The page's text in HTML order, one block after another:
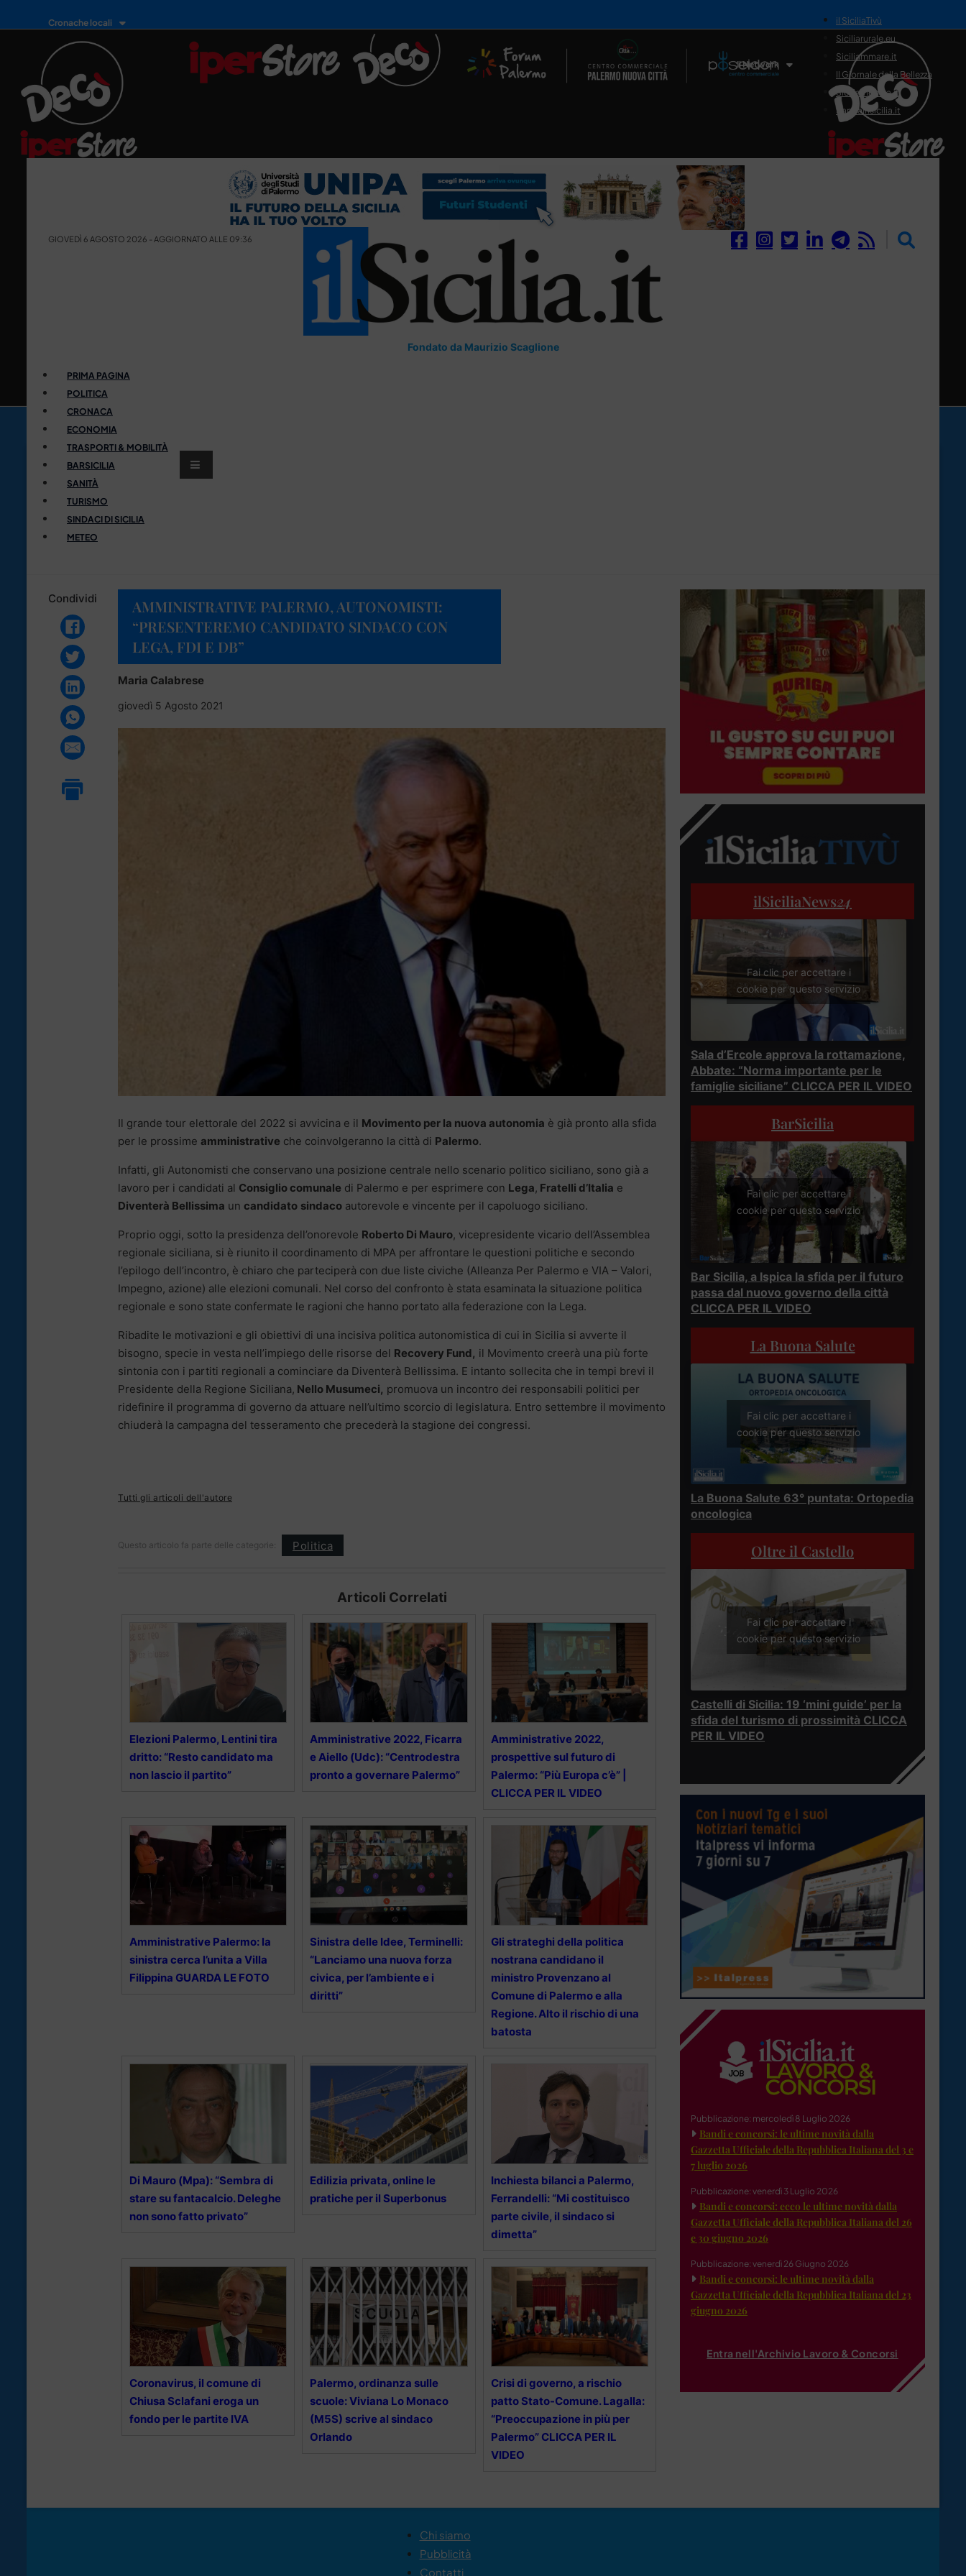
Cronache locali
Il Network
il SiciliaTivù
Siciliarurale.eu
Siciliammare.it
Il Giornale della Bellezza
Siciliamedica.it
Sanitainsicilia.it
GIOVEDÌ 6 AGOSTO 2026 - AGGIORNATO ALLE 09:36
Fondato da Maurizio Scaglione
PRIMA PAGINA
POLITICA
CRONACA
ECONOMIA
TRASPORTI & MOBILITÀ
BARSICILIA
SANITÀ
TURISMO
SINDACI DI SICILIA
METEO
Condividi
AMMINISTRATIVE PALERMO, AUTONOMISTI:
“PRESENTEREMO CANDIDATO SINDACO CON
LEGA, FDI E DB”
Maria Calabrese
giovedì 5 Agosto 2021
Il grande tour elettorale del 2022 si avvicina e il Movimento per la nuova autonomia è già pronto alla sfida
per le prossime amministrative che coinvolgeranno la città di Palermo.
Infatti, gli Autonomisti che conservano una posizione centrale nello scenario politico siciliano, sono già a
lavoro per i candidati al Consiglio comunale di Palermo e per esprimere con Lega, Fratelli d’Italia e
Diventerà Bellissima un candidato sindaco autorevole e vincente per il capoluogo siciliano.
Proprio oggi, sotto la presidenza dell’onorevole Roberto Di Mauro, vicepresidente vicario dell’Assemblea
regionale siciliana, si è riunito il coordinamento di MPA per affrontare le questioni politiche e secondo
l’epilogo dell’incontro, è chiaro che parteciperà con due liste civiche (Alleanza Per Palermo e VIA – Valori,
Impegno, azione) alle elezioni comunali. Nel corso del confronto è stata esaminata la situazione politica
regionale e sono state confermate le ragioni che hanno portato alla federazione con la Lega.
Ribadite le motivazioni e gli obiettivi di una incisiva politica autonomistica di cui in Sicilia si avverte il
bisogno, specie in vesta nell’impiego delle risorse del Recovery Fund, il Movimento creerà una più forte
sintonia con i partiti regionali a cominciare da Diventerà Bellissima. E intanto sollecita che in tempi brevi il
Presidente della Regione Siciliana, Nello Musumeci, promuova un incontro dei responsabili politici per
ridefinire il programma di governo da attuare nell’ultimo scorcio di legislatura. Entro settembre il movimento
chiuderà la campagna del tesseramento che precederà la stagione dei congressi.
Tutti gli articoli dell'autore
Questo articolo fa parte delle categorie: Politica
Articoli Correlati
Elezioni Palermo, Lentini tira
dritto: “Resto candidato ma
non lascio il partito”
Amministrative 2022, Ficarra
e Aiello (Udc): “Centrodestra
pronto a governare Palermo”
Amministrative 2022,
prospettive sul futuro di
Palermo: “Più Europa c’è” |
CLICCA PER IL VIDEO
Amministrative Palermo: la
sinistra cerca l’unita a Villa
Filippina GUARDA LE FOTO
Sinistra delle Idee, Terminelli:
“Lanciamo una nuova forza
civica, per l’ambiente e i
diritti”
Gli strateghi della politica
nostrana candidano il
ministro Provenzano al
Comune di Palermo e alla
Regione. Alto il rischio di una
batosta
Di Mauro (Mpa): “Sembra di
stare su fantacalcio. Deleghe
non sono fatto privato”
Edilizia privata, online le
pratiche per il Superbonus
Inchiesta bilanci a Palermo,
Ferrandelli: “Mi costituisco
parte civile, il sindaco si
dimetta”
Coronavirus, il comune di
Chiusa Sclafani eroga un
fondo per le partite IVA
Palermo, ordinanza sulle
scuole: Viviana Lo Monaco
(M5S) scrive al sindaco
Orlando
Crisi di governo, a rischio
patto Stato-Comune. Lagalla:
“Preoccupazione in più per
Palermo” CLICCA PER IL
VIDEO
ilSiciliaNews24
Fai clic per accettare i
cookie per questo servizio
Sala d’Ercole approva la rottamazione,
Abbate: “Norma importante per le
famiglie siciliane” CLICCA PER IL VIDEO
BarSicilia
Fai clic per accettare i
cookie per questo servizio
Bar Sicilia, a Ispica la sfida per il futuro
passa dal nuovo governo della città
CLICCA PER IL VIDEO
La Buona Salute
Fai clic per accettare i
cookie per questo servizio
La Buona Salute 63° puntata: Ortopedia
oncologica
Oltre il Castello
Fai clic per accettare i
cookie per questo servizio
Castelli di Sicilia: 19 ‘mini guide’ per la
sfida del turismo di prossimità CLICCA
PER IL VIDEO
Pubblicazione: mercoledì 8 Luglio 2026
Bandi e concorsi: le ultime novità dalla
Gazzetta Ufficiale della Repubblica Italiana del 3 e
7 luglio 2026
Pubblicazione: venerdì 3 Luglio 2026
Bandi e concorsi: ecco le ultime novità dalla
Gazzetta Ufficiale della Repubblica Italiana del 26
e 30 giugno 2026
Pubblicazione: venerdì 26 Giugno 2026
Bandi e concorsi: le ultime novità dalla
Gazzetta Ufficiale della Repubblica Italiana del 23
giugno 2026
Entra nell'Archivio Lavoro & Concorsi
Chi siamo
Pubblicità
Contatti